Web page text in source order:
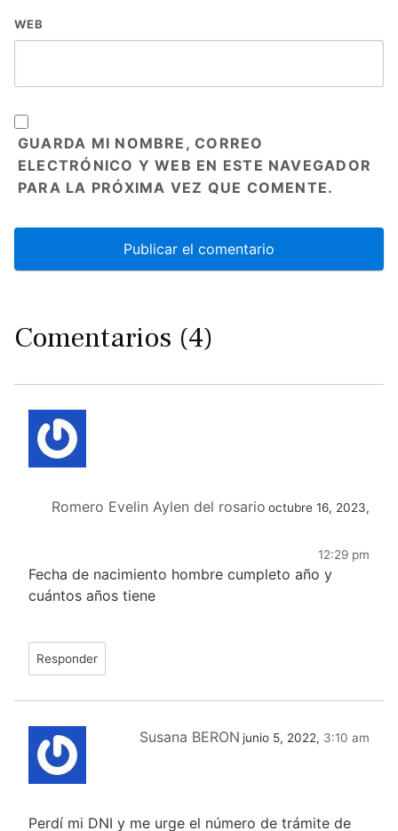
WEB
GUARDA MI NOMBRE, CORREO
ELECTRÓNICO Y WEB EN ESTE NAVEGADOR
PARA LA PRÓXIMA VEZ QUE COMENTE.
Comentarios (4)
Romero Evelin Aylen del rosario octubre 16, 2023,
12:29 pm
Fecha de nacimiento hombre cumpleto año y
cuántos años tiene
Responder
Susana BERON junio 5, 2022, 3:10 am
Perdí mi DNI y me urge el número de trámite de